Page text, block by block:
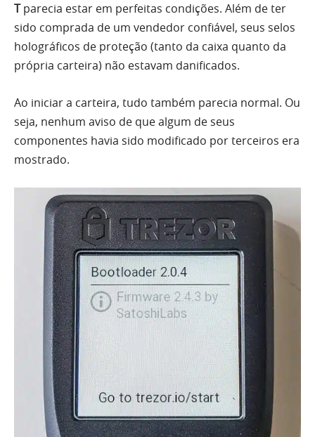
Tparecia estar em perfeitas condições. Além de ter
sido comprada de um vendedor confiável, seus selos
holográficos de proteção (tanto da caixa quanto da
própria carteira) não estavam danificados.
Ao iniciar a carteira, tudo também parecia normal. Ou
seja, nenhum aviso de que algum de seus
componentes havia sido modificado por terceiros era
mostrado.